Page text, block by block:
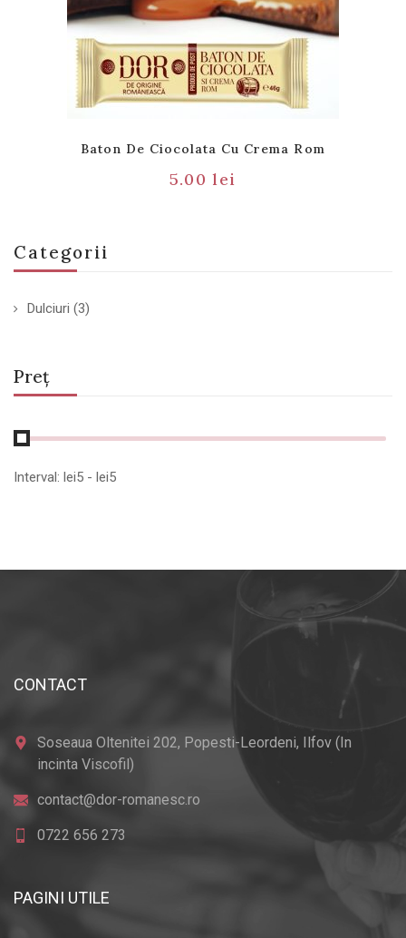
Categorii
Dulciuri (3)
Preț
Interval: lei5 - lei5
Baton De Ciocolata Cu Crema Rom
5.00lei
CONTACT
Soseaua Oltenitei 202, Popesti-Leordeni, Ilfov (In
incinta Viscofil)
contact@dor-romanesc.ro
0722 656 273
PAGINI UTILE